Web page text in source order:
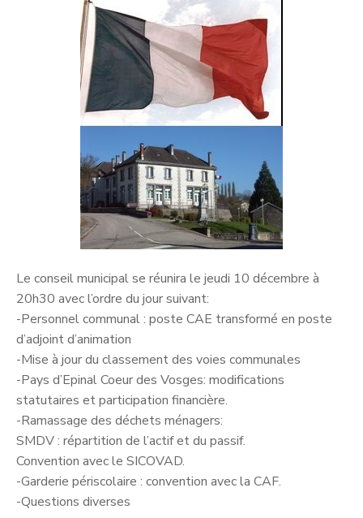
Le conseil municipal se réunira le jeudi 10 décembre à
20h30 avec l’ordre du jour suivant:
-Personnel communal : poste CAE transformé en poste
d’adjoint d’animation
-Mise à jour du classement des voies communales
-Pays d’Epinal Coeur des Vosges: modifications
statutaires et participation financière.
-Ramassage des déchets ménagers:
SMDV : répartition de l’actif et du passif.
Convention avec le SICOVAD.
-Garderie périscolaire : convention avec la CAF.
-Questions diverses